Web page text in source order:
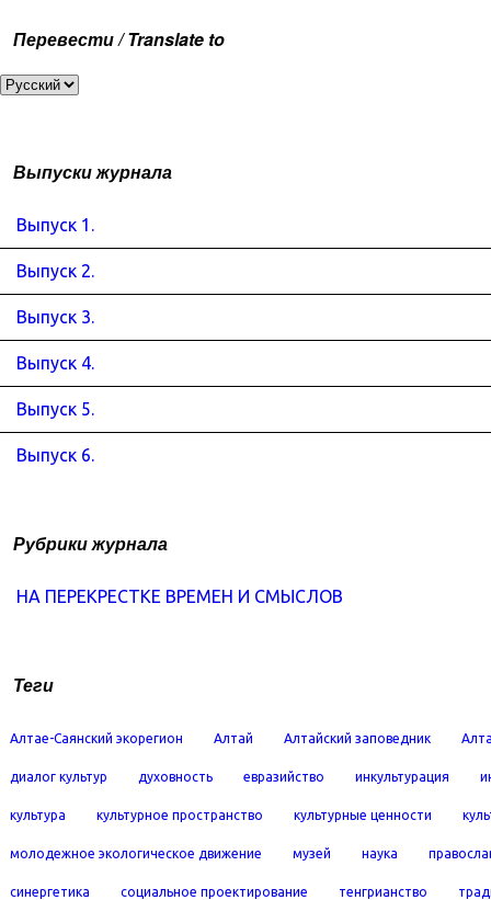
Перевести / Translate to
Выпуски журнала
Выпуск 1.
Выпуск 2.
Выпуск 3.
Выпуск 4.
Выпуск 5.
Выпуск 6.
Рубрики журнала
НА ПЕРЕКРЕСТКЕ ВРЕМЕН И СМЫСЛОВ
Теги
Алтае-Саянский экорегион Алтай Алтайский заповедник
диалог культур духовность евразийство инкультурация
культура культурное пространство культурные ценности
молодежное экологическое движение музей наука
синергетика социальное проектирование тенгрианство